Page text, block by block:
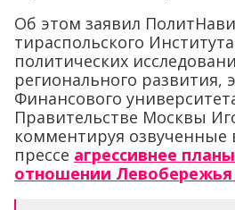
Об этом заявил
тираспольского
политических
регионального развития,
Финансового
Правительстве Москвы
комментируя озвученные
прессе агрессивнее
отношении Левобережья